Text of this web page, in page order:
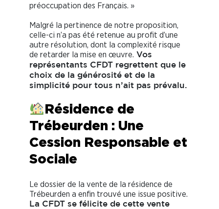
préoccupation des Français. »
Malgré la pertinence de notre proposition,
celle-ci n’a pas été retenue au profit d’une
autre résolution, dont la complexité risque
de retarder la mise en œuvre. Vos
représentants CFDT regrettent que le
choix de la générosité et de la
simplicité pour tous n’ait pas prévalu.
Résidence de
Trébeurden : Une
Cession Responsable et
Sociale
Le dossier de la vente de la résidence de
Trébeurden a enfin trouvé une issue positive.
La CFDT se félicite de cette vente